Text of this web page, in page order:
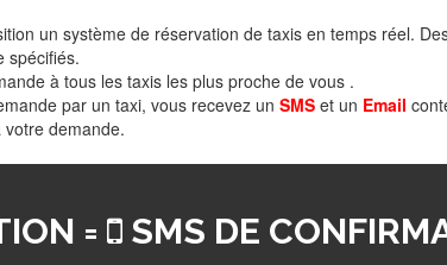
un système de réservation de taxis en temps réel.
spécifiés.
à tous les taxis les plus proche de vous .
par un taxi, vous recevez un SMS et un Email
demande.
= SMS DE